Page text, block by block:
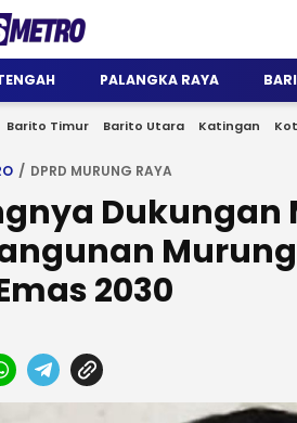
PALANGKA RAYA
Barito Timur Barito Utara Katingan
DPRD MURUNG RAYA
2030